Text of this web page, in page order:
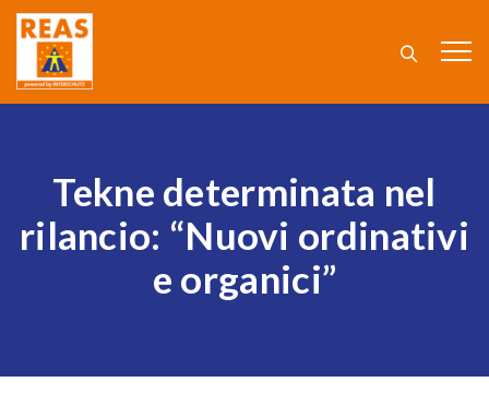
Tekne determinata nel
rilancio: “Nuovi ordinativi
e organici”